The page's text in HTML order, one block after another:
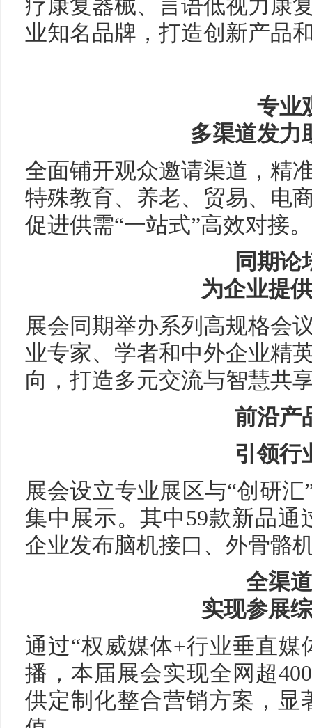
疗康复器械、言语低视力康
业知名品牌，打造创新产品
专业
多渠道发力
全面铺开观众邀请渠道，精
特殊教育、养老、贸易、电
促进供需“一站式”高效对接。
同期论
为企业提
展会同期举办系列高规格会
业专家、学者和中外企业精
向，打造多元交流与智慧共
前沿产
引领行
展会设立专业展区与“创研
集中展示。其中59款新品
企业发布脑机接口、外骨骼
全渠
实现参展
通过“权威媒体+行业垂直
播，本届展会实现全网超
供定制化整合营销方案，